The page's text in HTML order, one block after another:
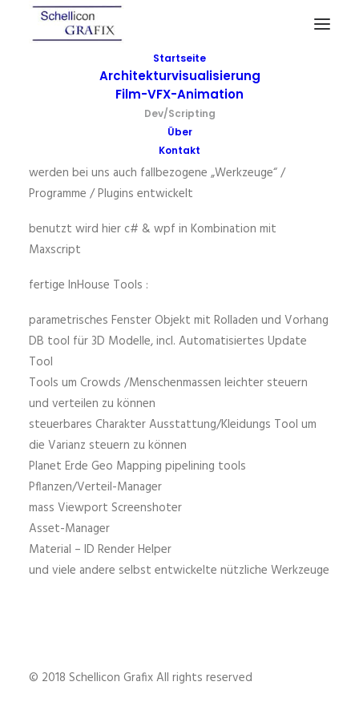
Startseite
Architekturvisualisierung
Film-VFX-Animation
Dev/Scripting
Über
Kontakt
Dev/Scripting
Um die Arbeit zu erleichtern und zu beschleunigen,
werden bei uns auch fallbezogene „Werkzeuge“ /
Programme / Plugins entwickelt
benutzt wird hier c# & wpf in Kombination mit
Maxscript
fertige InHouse Tools :
parametrisches Fenster Objekt mit Rolladen und Vorhang
DB tool für 3D Modelle, incl. Automatisiertes Update
Tool
Tools um Crowds /Menschenmassen leichter steuern
und verteilen zu können
steuerbares Charakter Ausstattung/Kleidungs Tool um
die Varianz steuern zu können
Planet Erde Geo Mapping pipelining tools
Pflanzen/Verteil-Manager
mass Viewport Screenshoter
Asset-Manager
Material – ID Render Helper
und viele andere selbst entwickelte nützliche Werkzeuge
© 2018 Schellicon Grafix All rights reserved